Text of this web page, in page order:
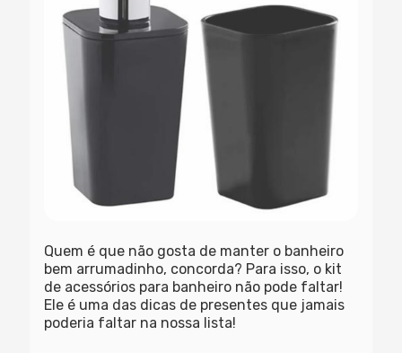
Quem é que não gosta de manter o banheiro
bem arrumadinho, concorda? Para isso, o kit
de acessórios para banheiro não pode faltar!
Ele é uma das dicas de presentes que jamais
poderia faltar na nossa lista!